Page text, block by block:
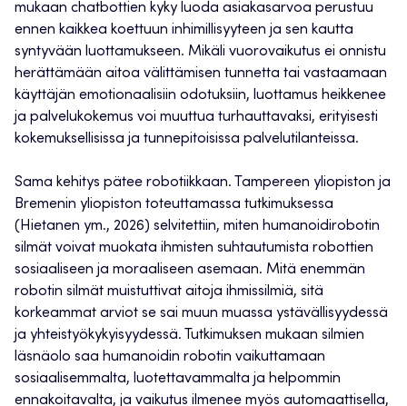
mukaan chatbottien kyky luoda asiakasarvoa perustuu
ennen kaikkea koettuun inhimillisyyteen ja sen kautta
syntyvään luottamukseen. Mikäli vuorovaikutus ei onnistu
herättämään aitoa välittämisen tunnetta tai vastaamaan
käyttäjän emotionaalisiin odotuksiin, luottamus heikkenee
ja palvelukokemus voi muuttua turhauttavaksi, erityisesti
kokemuksellisissa ja tunnepitoisissa palvelutilanteissa.
Sama kehitys pätee robotiikkaan. Tampereen yliopiston ja
Bremenin yliopiston toteuttamassa tutkimuksessa
(Hietanen ym., 2026) selvitettiin, miten humanoidirobotin
silmät voivat muokata ihmisten suhtautumista robottien
sosiaaliseen ja moraaliseen asemaan. Mitä enemmän
robotin silmät muistuttivat aitoja ihmissilmiä, sitä
korkeammat arviot se sai muun muassa ystävällisyydessä
ja yhteistyökykyisyydessä. Tutkimuksen mukaan silmien
läsnäolo saa humanoidin robotin vaikuttamaan
sosiaalisemmalta, luotettavammalta ja helpommin
ennakoitavalta, ja vaikutus ilmenee myös automaattisella,